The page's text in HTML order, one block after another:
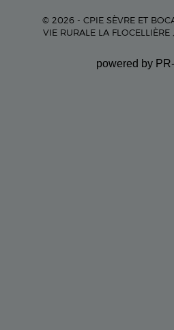
© 2026 - CPIE SÈVRE ET
VIE RURALE LA
powered by